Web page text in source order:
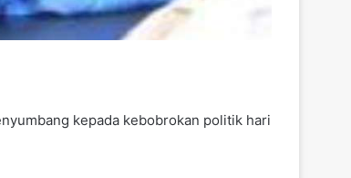
kepada kebobrokan politik hari